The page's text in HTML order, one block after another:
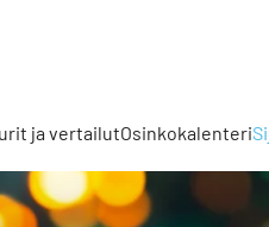
ja vertailutOsinkokalenteri